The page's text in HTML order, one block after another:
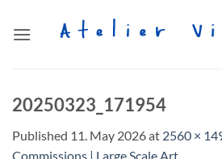
20250323_171954
Published 11. May 2026at 2560 ×
Commissions | Large Scale Art